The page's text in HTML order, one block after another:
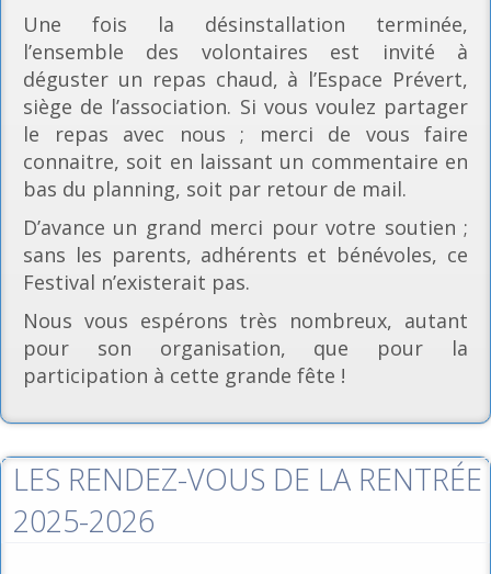
Une fois la désinstallation terminée,
l’ensemble des volontaires est invité à
déguster un repas chaud, à l’Espace Prévert,
siège de l’association. Si vous voulez partager
le repas avec nous ; merci de vous faire
connaitre, soit en laissant un commentaire en
bas du planning, soit par retour de mail.
D’avance un grand merci pour votre soutien ;
sans les parents, adhérents et bénévoles, ce
Festival n’existerait pas.
Nous vous espérons très nombreux, autant
pour son organisation, que pour la
participation à cette grande fête !
LES RENDEZ-VOUS DE LA RENTRÉE
2025-2026